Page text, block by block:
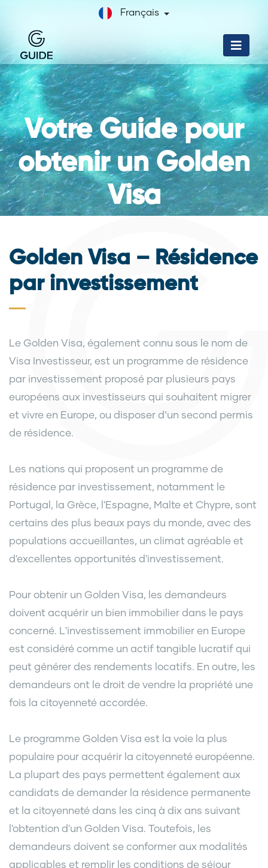
Français
Votre Guide pour
obtenir un Golden
Visa
Golden Visa – Résidence
par investissement
Le Golden Visa, également connu sous le nom de
Visa Investisseur, est un programme de résidence
par investissement proposé par plusieurs pays
européens aux investisseurs qui souhaitent migrer
et vivre en Europe, ou disposer d’un second permis
de résidence.
Les nations qui proposent un programme de
résidence par investissement, notamment le
Portugal, la Grèce, l'Espagne, Malte et Chypre, sont
certains des plus beaux pays du monde, avec des
populations accueillantes, un climat agréable et
d'excellentes opportunités d'investissement.
Pour obtenir un Golden Visa, les demandeurs
doivent acquérir un bien immobilier dans le pays
concerné. L'investissement immobilier en Europe
est considéré comme un actif tangible lucratif qui
peut générer des rendements locatifs. En outre, les
demandeurs ont le droit de vendre la propriété une
fois la citoyenneté accordée.
Le programme Golden Visa est la voie la plus
populaire pour acquérir la citoyenneté européenne.
La plupart des pays permettent également aux
candidats de demander la résidence permanente
et la citoyenneté dans les cinq à dix ans suivant
l'obtention d'un Golden Visa. Toutefois, les
demandeurs doivent se conformer aux modalités
applicables et remplir les conditions de séjour